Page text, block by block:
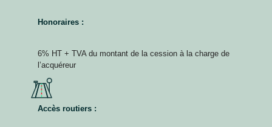
Honoraires :
6% HT + TVA du montant de la cession à la charge de
l’acquéreur
Accès routiers :